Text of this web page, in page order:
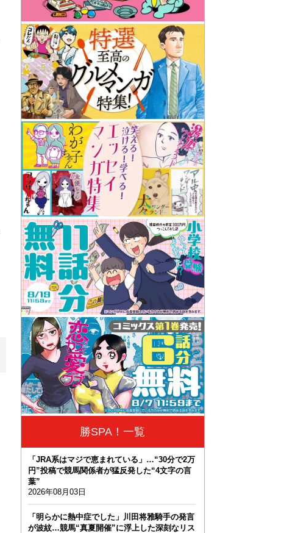
勝SPA！一覧
「JRA系はマジで恵まれている」…“30分で2万
円”投稿で競馬関係者が猛反発した“4文字の言
葉”
2026年08月03日
「明らかに熱中症でした」川田将雅騎手の発言
が波紋…競馬“真夏開催”に浮上した深刻なリス